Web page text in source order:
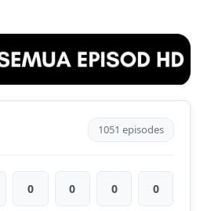
1051 episodes
0 0 0 0